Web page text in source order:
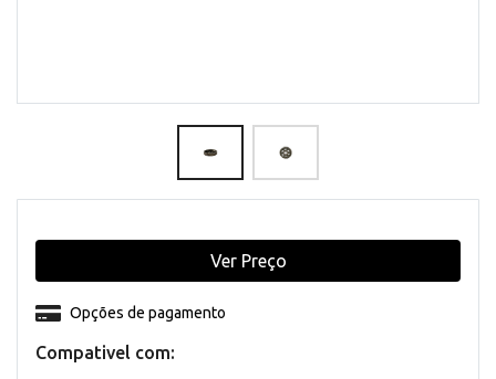
Compativel com:
Opções de pagamento
Ver Preço